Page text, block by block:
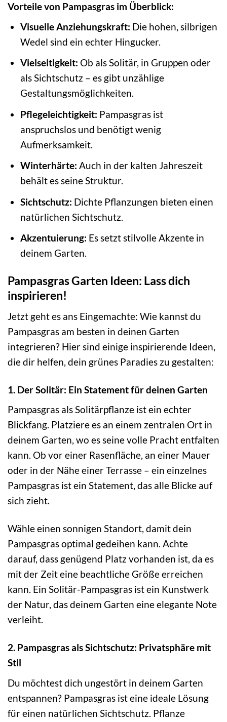
Vorteile von Pampasgras im Überblick:
Visuelle Anziehungskraft: Die hohen, silbrigen
Wedel sind ein echter Hingucker.
Vielseitigkeit: Ob als Solitär, in Gruppen oder
als Sichtschutz – es gibt unzählige
Gestaltungsmöglichkeiten.
Pflegeleichtigkeit: Pampasgras ist
anspruchslos und benötigt wenig
Aufmerksamkeit.
Winterhärte: Auch in der kalten Jahreszeit
behält es seine Struktur.
Sichtschutz: Dichte Pflanzungen bieten einen
natürlichen Sichtschutz.
Akzentuierung: Es setzt stilvolle Akzente in
deinem Garten.
Pampasgras Garten Ideen: Lass dich
inspirieren!
Jetzt geht es ans Eingemachte: Wie kannst du
Pampasgras am besten in deinen Garten
integrieren? Hier sind einige inspirierende Ideen,
die dir helfen, dein grünes Paradies zu gestalten:
1. Der Solitär: Ein Statement für deinen Garten
Pampasgras als Solitärpflanze ist ein echter
Blickfang. Platziere es an einem zentralen Ort in
deinem Garten, wo es seine volle Pracht entfalten
kann. Ob vor einer Rasenfläche, an einer Mauer
oder in der Nähe einer Terrasse – ein einzelnes
Pampasgras ist ein Statement, das alle Blicke auf
sich zieht.
Wähle einen sonnigen Standort, damit dein
Pampasgras optimal gedeihen kann. Achte
darauf, dass genügend Platz vorhanden ist, da es
mit der Zeit eine beachtliche Größe erreichen
kann. Ein Solitär-Pampasgras ist ein Kunstwerk
der Natur, das deinem Garten eine elegante Note
verleiht.
2. Pampasgras als Sichtschutz: Privatsphäre mit
Stil
Du möchtest dich ungestört in deinem Garten
entspannen? Pampasgras ist eine ideale Lösung
für einen natürlichen Sichtschutz. Pflanze